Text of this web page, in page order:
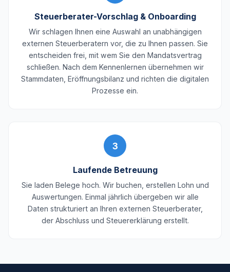
Steuerberater-Vorschlag & Onboarding
Wir schlagen Ihnen eine Auswahl an unabhängigen
externen Steuerberatern vor, die zu Ihnen passen. Sie
entscheiden frei, mit wem Sie den Mandatsvertrag
schließen. Nach dem Kennenlernen übernehmen wir
Stammdaten, Eröffnungsbilanz und richten die digitalen
Prozesse ein.
3
Laufende Betreuung
Sie laden Belege hoch. Wir buchen, erstellen Lohn und
Auswertungen. Einmal jährlich übergeben wir alle
Daten strukturiert an Ihren externen Steuerberater,
der Abschluss und Steuererklärung erstellt.